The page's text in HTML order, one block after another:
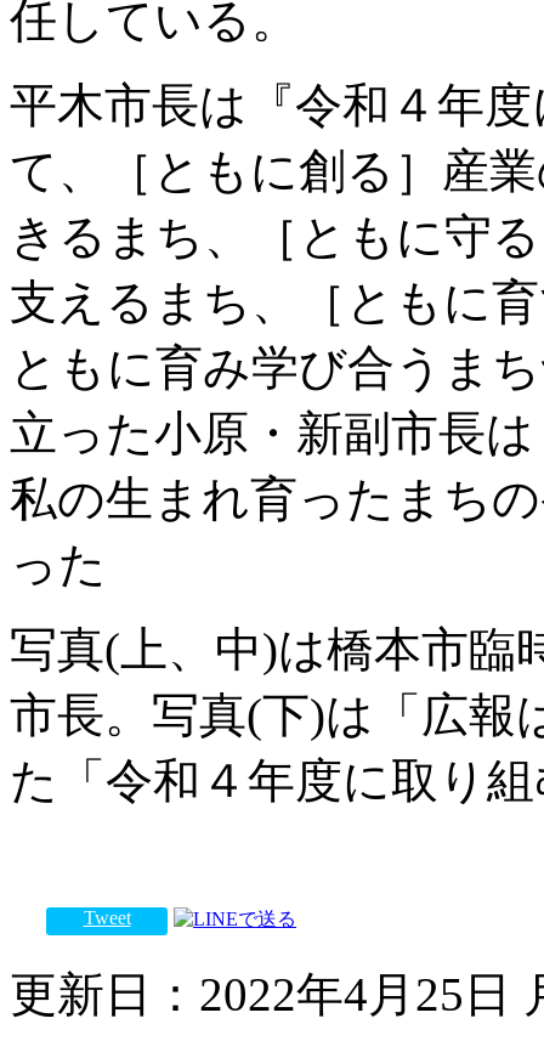
任している。
平木市長は『令和４年
て、［ともに創る］産
きるまち、［ともに守
支えるまち、［ともに
ともに育み学び合うま
立った小原・新副市長
私の生まれ育ったまち
った
写真(上、中)は橋本市臨
市長。写真(下)は「広報
た「令和４年度に取り
Tweet
更新日：2022年4月25日